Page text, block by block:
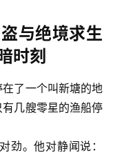
与绝境求生
时刻
了一个叫新塘的地
几艘零星的渔船停
劲。他对静闻说：